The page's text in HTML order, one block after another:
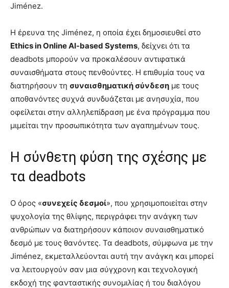
Jiménez.
Η έρευνα της Jiménez, η οποία έχει δημοσιευθεί στο
Ethics in Online AI-based Systems, δείχνει ότι τα
deadbots μπορούν να προκαλέσουν αντιφατικά
συναισθήματα στους πενθούντες. Η επιθυμία τους να
διατηρήσουν τη συναισθηματική σύνδεση με τους
αποθανόντες συχνά συνδυάζεται με ανησυχία, που
οφείλεται στην αλληλεπίδραση με ένα πρόγραμμα που
μιμείται την προσωπικότητα των αγαπημένων τους.
Η σύνθετη φύση της σχέσης με
τα deadbots
Ο όρος «συνεχείς δεσμοί», που χρησιμοποιείται στην
ψυχολογία της θλίψης, περιγράφει την ανάγκη των
ανθρώπων να διατηρήσουν κάποιον συναισθηματικό
δεσμό με τους θανόντες. Τα deadbots, σύμφωνα με την
Jiménez, εκμεταλλεύονται αυτή την ανάγκη και μπορεί
να λειτουργούν σαν μια σύγχρονη και τεχνολογική
εκδοχή της φανταστικής συνομιλίας ή του διαλόγου